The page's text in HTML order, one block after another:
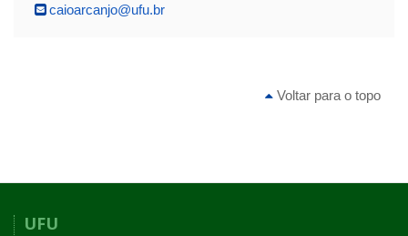
caioarcanjo@ufu.br
Voltar para o topo
UFU